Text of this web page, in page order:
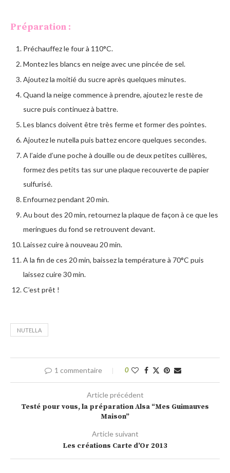
Préparation :
Préchauffez le four à 110°C.
Montez les blancs en neige avec une pincée de sel.
Ajoutez la moitié du sucre après quelques minutes.
Quand la neige commence à prendre, ajoutez le reste de
sucre puis continuez à battre.
Les blancs doivent être très ferme et former des pointes.
Ajoutez le nutella puis battez encore quelques secondes.
A l’aide d’une poche à douille ou de deux petites cuillères,
formez des petits tas sur une plaque recouverte de papier
sulfurisé.
Enfournez pendant 20 min.
Au bout des 20 min, retournez la plaque de façon à ce que les
meringues du fond se retrouvent devant.
Laissez cuire à nouveau 20 min.
A la fin de ces 20 min, baissez la température à 70°C puis
laissez cuire 30 min.
C’est prêt !
NUTELLA
1 commentaire 0
Article précédent
Testé pour vous, la préparation Alsa “Mes Guimauves
Maison”
Article suivant
Les créations Carte d’Or 2013